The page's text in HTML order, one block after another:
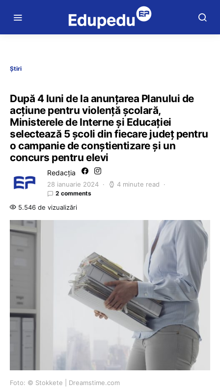
Știri
După 4 luni de la anunțarea Planului de
acțiune pentru violență școlară,
Ministerele de Interne și Educației
selectează 5 școli din fiecare județ pentru
o campanie de conștientizare și un
concurs pentru elevi
Redacția
28 ianuarie 2024 4 minute read
2 comments
5.546 de vizualizări
Foto: © Stokkete | Dreamstime.com